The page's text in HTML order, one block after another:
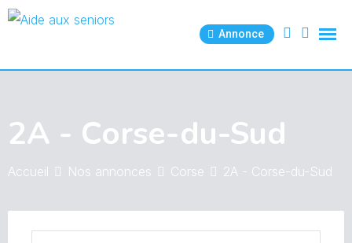
Skip
Annonce
2A - Corse-du-Sud
Accueil Nos annonces Corse 2A - Corse-du-Sud